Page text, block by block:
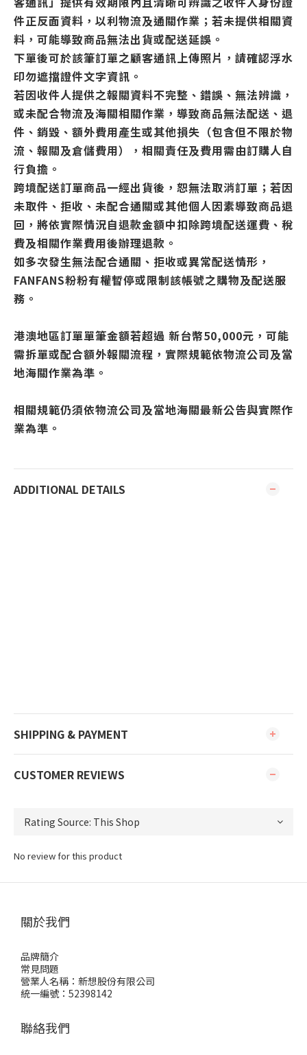
件正反面資料，以利物流及通關作業；若未提供相關資
料，可能導致商品無法出貨或配送延誤。
下單後可於該筆訂單之顧客通訊上傳照片，請確認浮水
印勿遮擋證件文字資訊。
若因收件人提供之報關資料不完整、錯誤、無法辨識，
或未配合物流及海關相關作業，導致商品無法配送、退
件、銷毀、額外費用產生或其他損失（包含但不限於物
流、報關及倉儲費用），相關責任及費用需由訂購人自
行負擔。
跨境配送訂單商品一經出貨後，恕無法取消訂單；若因
未取件、拒收、未配合通關或其他個人因素導致商品退
回，將依實際情況自退款金額中扣除跨境配送運費、稅
費及相關作業費用後辦理退款。
如多次發生無法配合通關、拒收或異常配送情形，
FANFANS粉粉有權暫停或限制該帳號之購物及配送服
務。
港澳地區訂單單筆金額若超過 新台幣50,000元，可能
需拆單或配合額外報關流程，實際規範依物流公司及當
地海關作業為準。
相關規範仍須依物流公司及當地海關最新公告與實際作
業為準。
ADDITIONAL DETAILS
SHIPPING & PAYMENT
CUSTOMER REVIEWS
No review for this product
關於我們
品牌簡介
常見問題
營業人名稱：新想股份有限公司
統一編號：52398142
聯絡我們